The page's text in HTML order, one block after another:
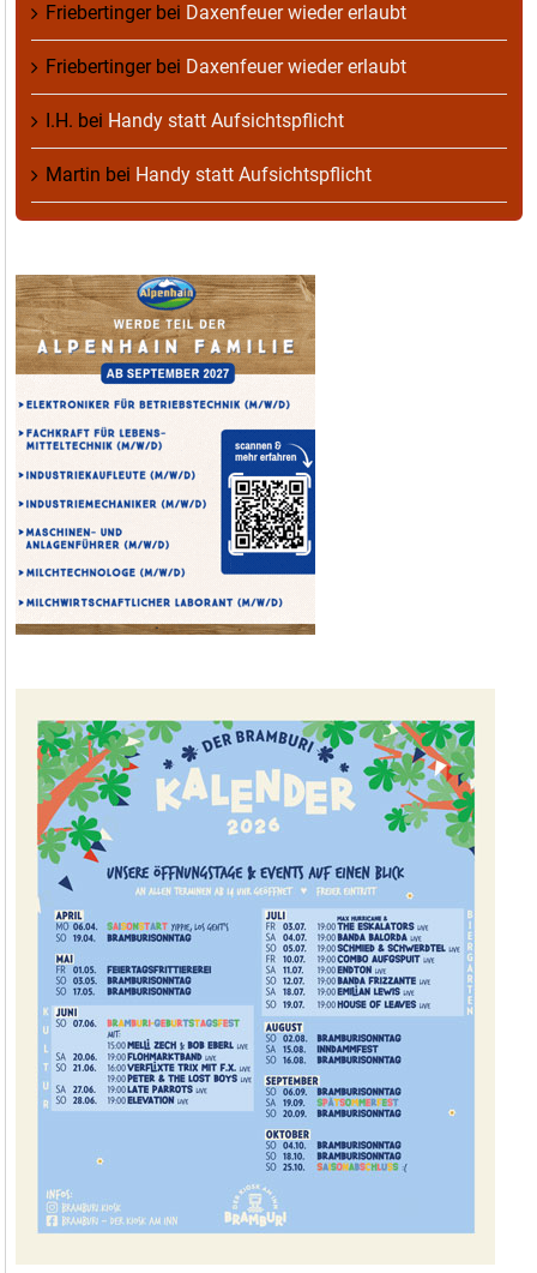
Friebertingerbei Daxenfeuer wieder erlaubt
Friebertingerbei Daxenfeuer wieder erlaubt
I.H. bei Handy statt Aufsichtspflicht
Martin bei Handy statt Aufsichtspflicht